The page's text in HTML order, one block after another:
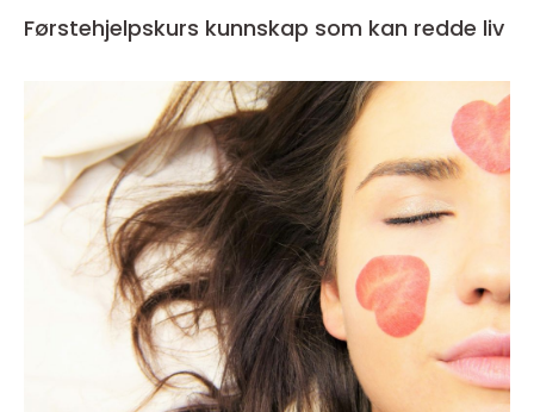
Førstehjelpskurs kunnskap som kan redde liv